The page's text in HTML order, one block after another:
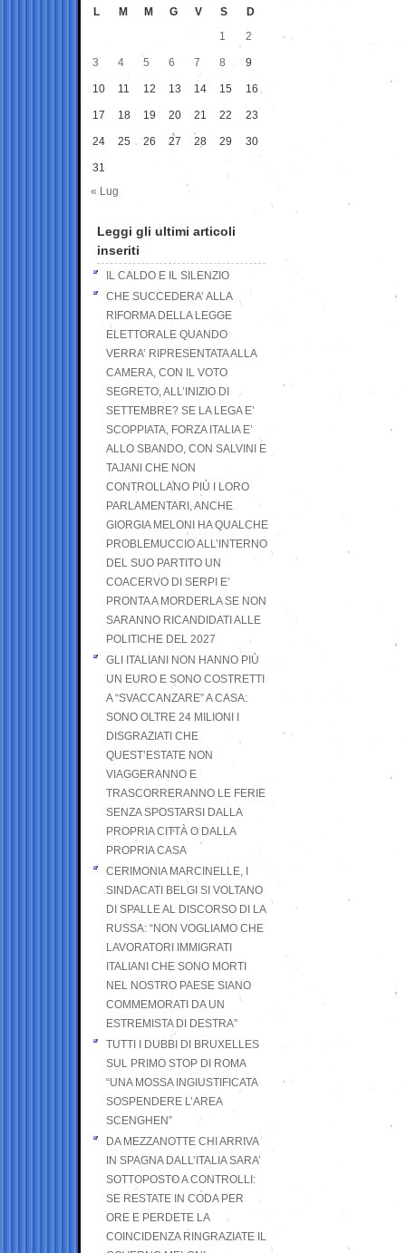
L M M G V S
D
1
2
3 4 5 6 7 8 9
10 11 12 13 14 15 16
17 18 19 20 21 22 23
24 25 26 27 28 29 30
31
« Lug
Leggi gli ultimi articoli
inseriti
IL CALDO E IL SILENZIO
CHE SUCCEDERA’ ALLA
RIFORMA DELLA LEGGE
ELETTORALE QUANDO
VERRA’ RIPRESENTATA ALLA
CAMERA, CON IL VOTO
SEGRETO, ALL’INIZIO DI
SETTEMBRE? SE LA LEGA E’
SCOPPIATA, FORZA ITALIA E’
ALLO SBANDO, CON SALVINI E
TAJANI CHE NON
CONTROLLANO PIÙ I LORO
PARLAMENTARI, ANCHE
GIORGIA MELONI HA QUALCHE
PROBLEMUCCIO ALL’INTERNO
DEL SUO PARTITO UN
COACERVO DI SERPI E’
PRONTA A MORDERLA SE NON
SARANNO RICANDIDATI ALLE
POLITICHE DEL 2027
GLI ITALIANI NON HANNO PIÙ
UN EURO E SONO COSTRETTI
A “SVACCANZARE” A CASA:
SONO OLTRE 24 MILIONI I
DISGRAZIATI CHE
QUEST’ESTATE NON
VIAGGERANNO E
TRASCORRERANNO LE FERIE
SENZA SPOSTARSI DALLA
PROPRIA CITTÀ O DALLA
PROPRIA CASA
CERIMONIA MARCINELLE, I
SINDACATI BELGI SI VOLTANO
DI SPALLE AL DISCORSO DI LA
RUSSA: “NON VOGLIAMO CHE
LAVORATORI IMMIGRATI
ITALIANI CHE SONO MORTI
NEL NOSTRO PAESE SIANO
COMMEMORATI DA UN
ESTREMISTA DI DESTRA”
TUTTI I DUBBI DI BRUXELLES
SUL PRIMO STOP DI ROMA
“UNA MOSSA INGIUSTIFICATA
SOSPENDERE L’AREA
SCENGHEN”
DA MEZZANOTTE CHI ARRIVA
IN SPAGNA DALL’ITALIA SARA’
SOTTOPOSTO A CONTROLLI:
SE RESTATE IN CODA PER
ORE E PERDETE LA
COINCIDENZA RINGRAZIATE IL